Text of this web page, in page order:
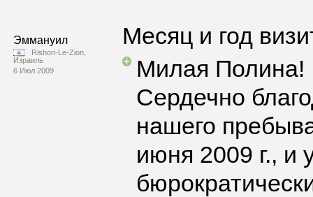
Эммануил
Rishon-Le-Zion,
Израиль
6 Июл 2009
Месяц и год
Милая Полина!
Сердечно
нашего
июня 2009 г., и